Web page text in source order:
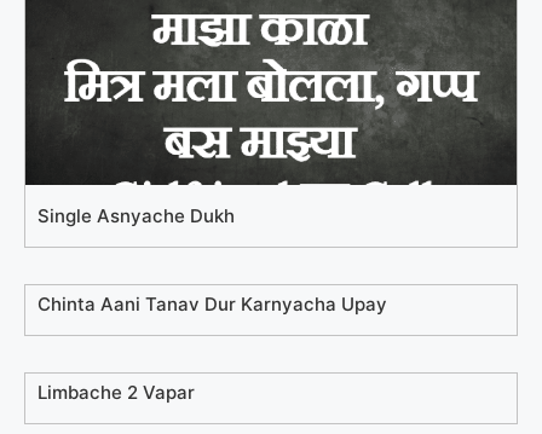
Single Asnyache Dukh
Chinta Aani Tanav Dur Karnyacha Upay
Limbache 2 Vapar